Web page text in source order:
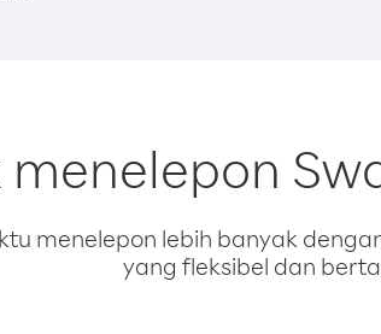
menelepon
menelepon lebih banyak
yang fleksibel dan